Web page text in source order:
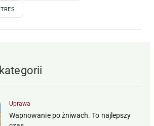
Uprawa
Wapnowanie po żniwach. To najlepszy